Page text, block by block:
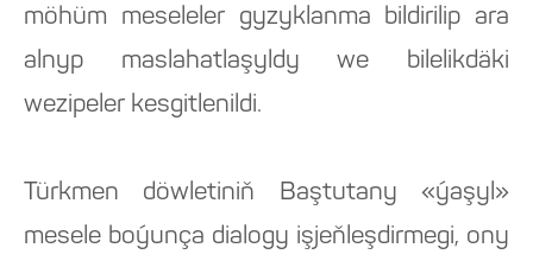
möhüm meseleler gyzyklanma bildirilip ara
alnyp maslahatlaşyldy we bilelikdäki
wezipeler kesgitlenildi.
Türkmen döwletiniň Baştutany «ýaşyl»
mesele boýunça dialogy işjeňleşdirmegi, ony